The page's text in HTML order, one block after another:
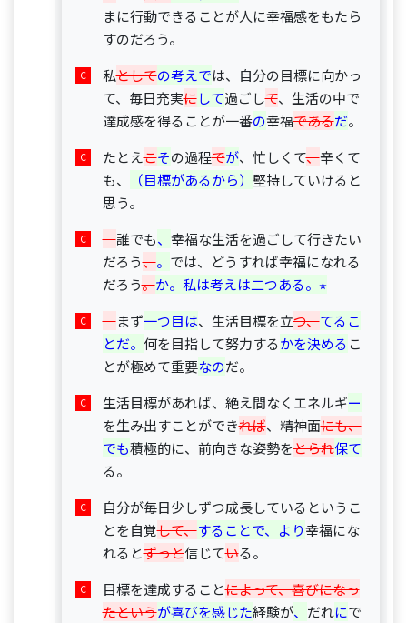
まに行動できることが人に幸福感をもたら
すのだろう。
私としての考えでは、自分の目標に向かっ
て、毎日充実にして過ごして、生活の中で
達成感を得ることが一番の幸福であるだ。
たとえこその過程でが、忙しくて、辛くて
も、
（目標があるから） 堅持していけると
思う。
誰でも、 幸福な生活を過ごして行きたい
だろう、。 では、どうすれば幸福になれる
だろう。か。私は考えは二つある。⭐︎
まず一つ目は、生活目標を立つ、てるこ
とだ。 何を目指して努力するかを決めるこ
とが極めて重要なのだ。
生活目標があれば、絶え間なくエネルギー
を生み出すことができれば、精神面にも、
でも積極的に、前向きな姿勢をとられ保て
る。
自分が毎日少しずつ成長しているというこ
とを自覚して、することで、より幸福にな
れるとずっと信じている。
目標を達成することによって、喜びになっ
たというが喜びを感じた経験が、 だれにで